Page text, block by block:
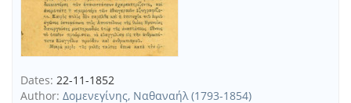
Dates: 22-11-1852
Author: Δομενεγίνης, Ναθαναήλ (1793-1854)